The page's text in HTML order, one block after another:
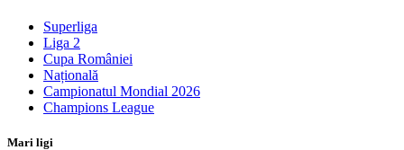
Superliga
Liga 2
Cupa României
Națională
Campionatul Mondial 2026
Champions League
Mari ligi